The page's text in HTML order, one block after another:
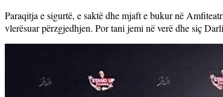
Paraqitja e sigurtë, e saktë dhe mjaft e bukur në
vlerësuar përzgjedhjen. Por tani jemi në verë dhe siç